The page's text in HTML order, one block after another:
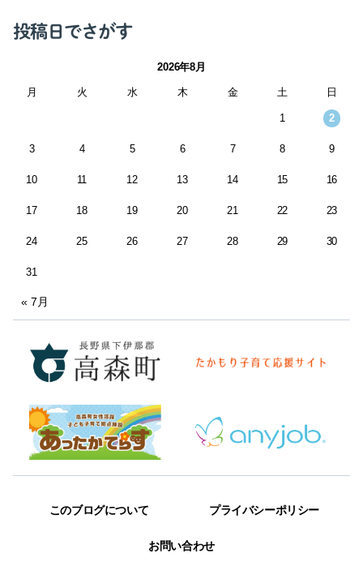
投稿日でさがす
2026年8月
月 火 水 木 金 土 日
1 2
3 4 5 6 7 8 9
10 11 12 13 14 15 16
17 18 19 20 21 22 23
24 25 26 27 28 29 30
31
« 7月
このブログについて プライバシーポリシー
お問い合わせ